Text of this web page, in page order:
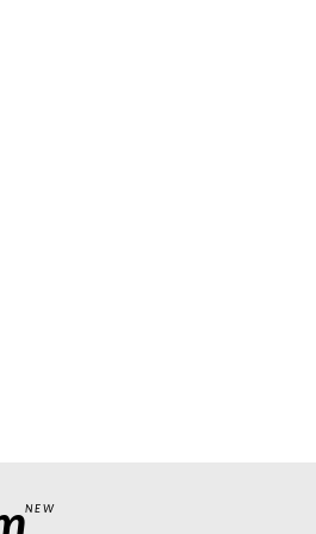
NEW